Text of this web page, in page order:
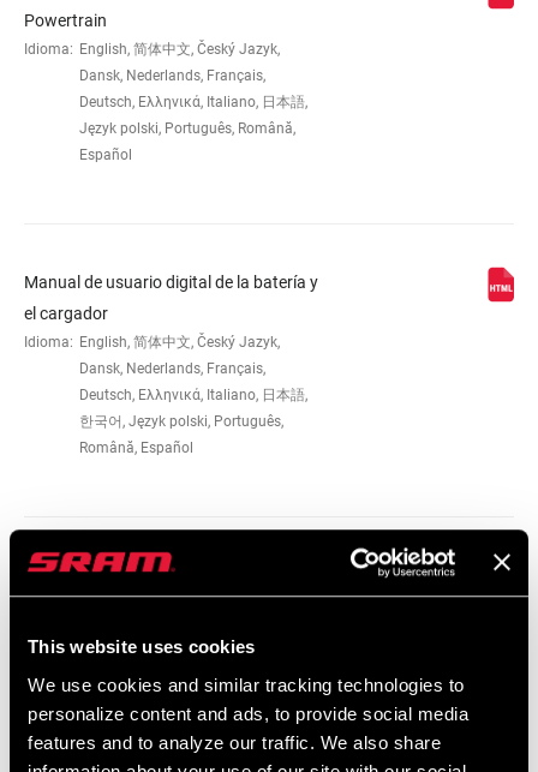
This website uses cookies
We use cookies and similar tracking technologies to
personalize content and ads, to provide social media
features and to analyze our traffic. We also share
Powertrain
Idioma: English, 简体中文, Český Jazyk,
Dansk, Nederlands, Français,
Deutsch, Ελληνικά, Italiano, 日本語,
Język polski, Português, Română,
Español
Manual de usuario digital de la batería y
el cargador
Idioma: English, 简体中文, Český Jazyk,
Dansk, Nederlands, Français,
Deutsch, Ελληνικά, Italiano, 日本語,
한국어, Język polski, Português,
Română, Español
Mapa De Compatibilidades
AXS Components Compatibility Map
353 KB